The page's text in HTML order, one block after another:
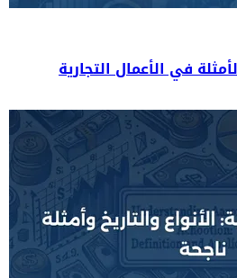
في الأعمال التجارية